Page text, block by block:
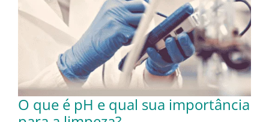
O que é pH e qual sua importância